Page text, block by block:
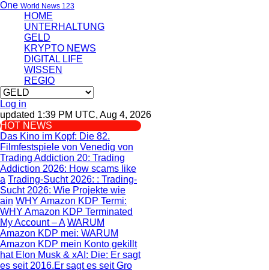
One World News 123
HOME
UNTERHALTUNG
GELD
KRYPTO NEWS
DIGITAL LIFE
WISSEN
REGIO
Log in
updated 1:39 PM UTC, Aug 4, 2026
HOT NEWS
Das Kino im Kopf: Die 82.
Filmfestspiele von Venedig von
Trading Addiction 20: Trading
Addiction 2026: How scams like
a Trading-Sucht 2026: : Trading-
Sucht 2026: Wie Projekte wie
ain WHY Amazon KDP Termi:
WHY Amazon KDP Terminated
My Account – A WARUM
Amazon KDP mei: WARUM
Amazon KDP mein Konto gekillt
hat Elon Musk & xAI: Die: Er sagt
es seit 2016.Er sagt es seit Gro